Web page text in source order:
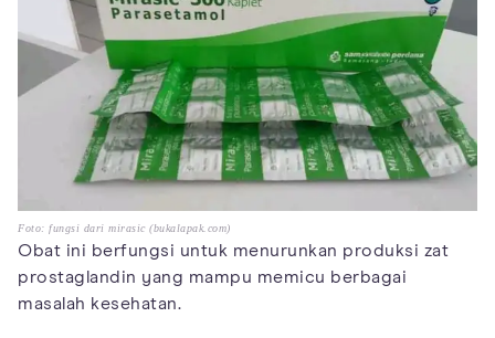
Foto: fungsi dari mirasic (bukalapak.com)
Obat ini berfungsi untuk menurunkan produksi zat
prostaglandin yang mampu memicu berbagai
masalah kesehatan.